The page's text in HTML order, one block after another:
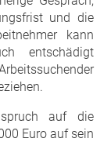
und die
kann
entschädigt
auf die
Euro auf sein